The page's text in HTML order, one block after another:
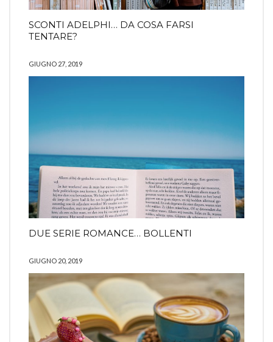
SCONTI ADELPHI… DA COSA FARSI
TENTARE?
GIUGNO 27, 2019
DUE SERIE ROMANCE… BOLLENTI
GIUGNO 20, 2019